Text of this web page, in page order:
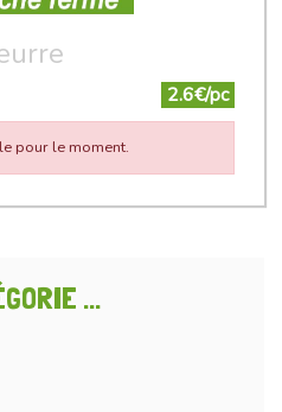
2.6€/pc
pour le moment.
...